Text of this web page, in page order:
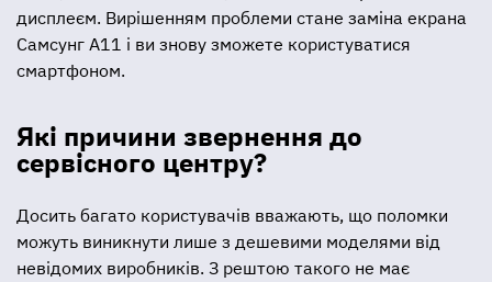
дисплеєм. Вирішенням проблеми стане заміна екрана
Самсунг А11 і ви знову зможете користуватися
смартфоном.
Які причини звернення до
сервісного центру?
Досить багато користувачів вважають, що поломки
можуть виникнути лише з дешевими моделями від
невідомих виробників. З рештою такого не має